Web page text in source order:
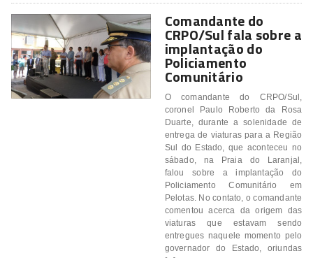
Comandante do
CRPO/Sul fala sobre a
implantação do
Policiamento
Comunitário
O comandante do CRPO/Sul,
coronel Paulo Roberto da Rosa
Duarte, durante a solenidade de
entrega de viaturas para a Região
Sul do Estado, que aconteceu no
sábado, na Praia do Laranjal,
falou sobre a implantação do
Policiamento Comunitário em
Pelotas. No contato, o comandante
comentou acerca da origem das
viaturas que estavam sendo
entregues naquele momento pelo
governador do Estado, oriundas